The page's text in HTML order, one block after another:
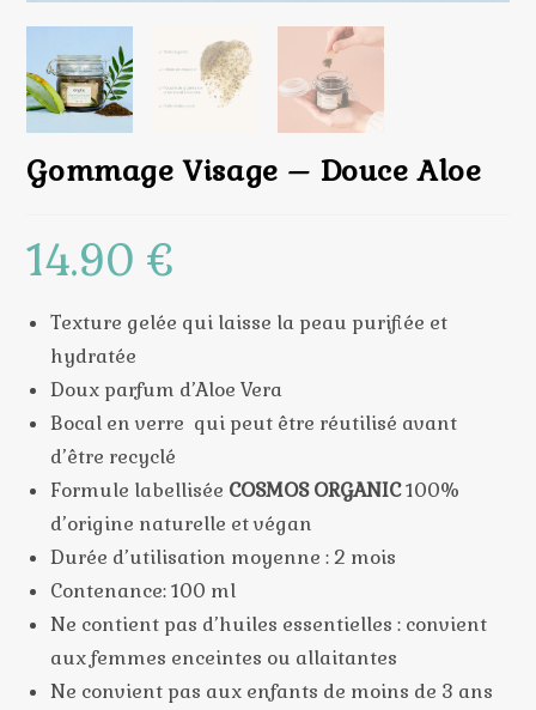
Gommage Visage – Douce Aloe
14.90€
Texture gelée qui laisse la peau purifiée et
hydratée
Doux parfum d’Aloe Vera
Bocal en verre qui peut être réutilisé avant
d’être recyclé
Formule labellisée COSMOS ORGANIC100%
d’origine naturelle et végan
Durée d’utilisation moyenne : 2 mois
Contenance: 100 ml
Ne contient pas d’huiles essentielles : convient
aux femmes enceintes ou allaitantes
Ne convient pas aux enfants de moins de 3 ans